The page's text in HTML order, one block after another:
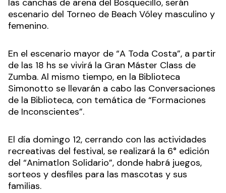
las canchas de arena del Bosquecillo, serán
escenario del Torneo de Beach Vóley masculino y
femenino.
En el escenario mayor de “A Toda Costa”, a partir
de las 18 hs se vivirá la Gran Máster Class de
Zumba. Al mismo tiempo, en la Biblioteca
Simonotto se llevarán a cabo las Conversaciones
de la Biblioteca, con temática de “Formaciones
de Inconscientes”.
El día domingo 12, cerrando con las actividades
recreativas del festival, se realizará la 6° edición
del “Animatlon Solidario”, donde habrá juegos,
sorteos y desfiles para las mascotas y sus
familias.